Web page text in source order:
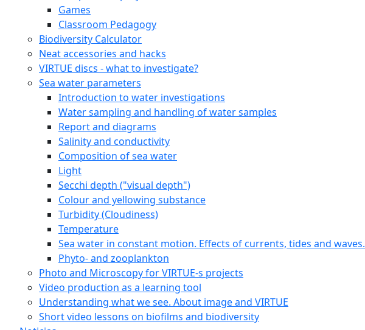
Games
Classroom Pedagogy
Biodiversity Calculator
Neat accessories and hacks
VIRTUE discs - what to investigate?
Sea water parameters
Introduction to water investigations
Water sampling and handling of water samples
Report and diagrams
Salinity and conductivity
Composition of sea water
Light
Secchi depth ("visual depth")
Colour and yellowing substance
Turbidity (Cloudiness)
Temperature
Sea water in constant motion. Effects of currents, tides and waves.
Phyto- and zooplankton
Photo and Microscopy for VIRTUE-s projects
Video production as a learning tool
Understanding what we see. About image and VIRTUE
Short video lessons on biofilms and biodiversity